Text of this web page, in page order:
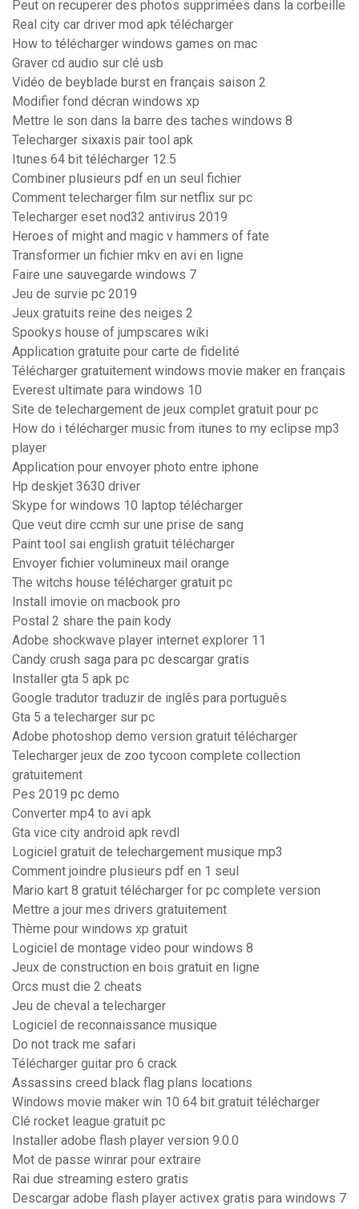
Peut on recuperer des photos supprimées dans la corbeille
Real city car driver mod apk télécharger
How to télécharger windows games on mac
Graver cd audio sur clé usb
Vidéo de beyblade burst en français saison 2
Modifier fond décran windows xp
Mettre le son dans la barre des taches windows 8
Telecharger sixaxis pair tool apk
Itunes 64 bit télécharger 12.5
Combiner plusieurs pdf en un seul fichier
Comment telecharger film sur netflix sur pc
Telecharger eset nod32 antivirus 2019
Heroes of might and magic v hammers of fate
Transformer un fichier mkv en avi en ligne
Faire une sauvegarde windows 7
Jeu de survie pc 2019
Jeux gratuits reine des neiges 2
Spookys house of jumpscares wiki
Application gratuite pour carte de fidelité
Télécharger gratuitement windows movie maker en français
Everest ultimate para windows 10
Site de telechargement de jeux complet gratuit pour pc
How do i télécharger music from itunes to my eclipse mp3
player
Application pour envoyer photo entre iphone
Hp deskjet 3630 driver
Skype for windows 10 laptop télécharger
Que veut dire ccmh sur une prise de sang
Paint tool sai english gratuit télécharger
Envoyer fichier volumineux mail orange
The witchs house télécharger gratuit pc
Install imovie on macbook pro
Postal 2 share the pain kody
Adobe shockwave player internet explorer 11
Candy crush saga para pc descargar gratis
Installer gta 5 apk pc
Google tradutor traduzir de inglês para português
Gta 5 a telecharger sur pc
Adobe photoshop demo version gratuit télécharger
Telecharger jeux de zoo tycoon complete collection
gratuitement
Pes 2019 pc demo
Converter mp4 to avi apk
Gta vice city android apk revdl
Logiciel gratuit de telechargement musique mp3
Comment joindre plusieurs pdf en 1 seul
Mario kart 8 gratuit télécharger for pc complete version
Mettre a jour mes drivers gratuitement
Thème pour windows xp gratuit
Logiciel de montage video pour windows 8
Jeux de construction en bois gratuit en ligne
Orcs must die 2 cheats
Jeu de cheval a telecharger
Logiciel de reconnaissance musique
Do not track me safari
Télécharger guitar pro 6 crack
Assassins creed black flag plans locations
Windows movie maker win 10 64 bit gratuit télécharger
Clé rocket league gratuit pc
Installer adobe flash player version 9.0.0
Mot de passe winrar pour extraire
Rai due streaming estero gratis
Descargar adobe flash player activex gratis para windows 7